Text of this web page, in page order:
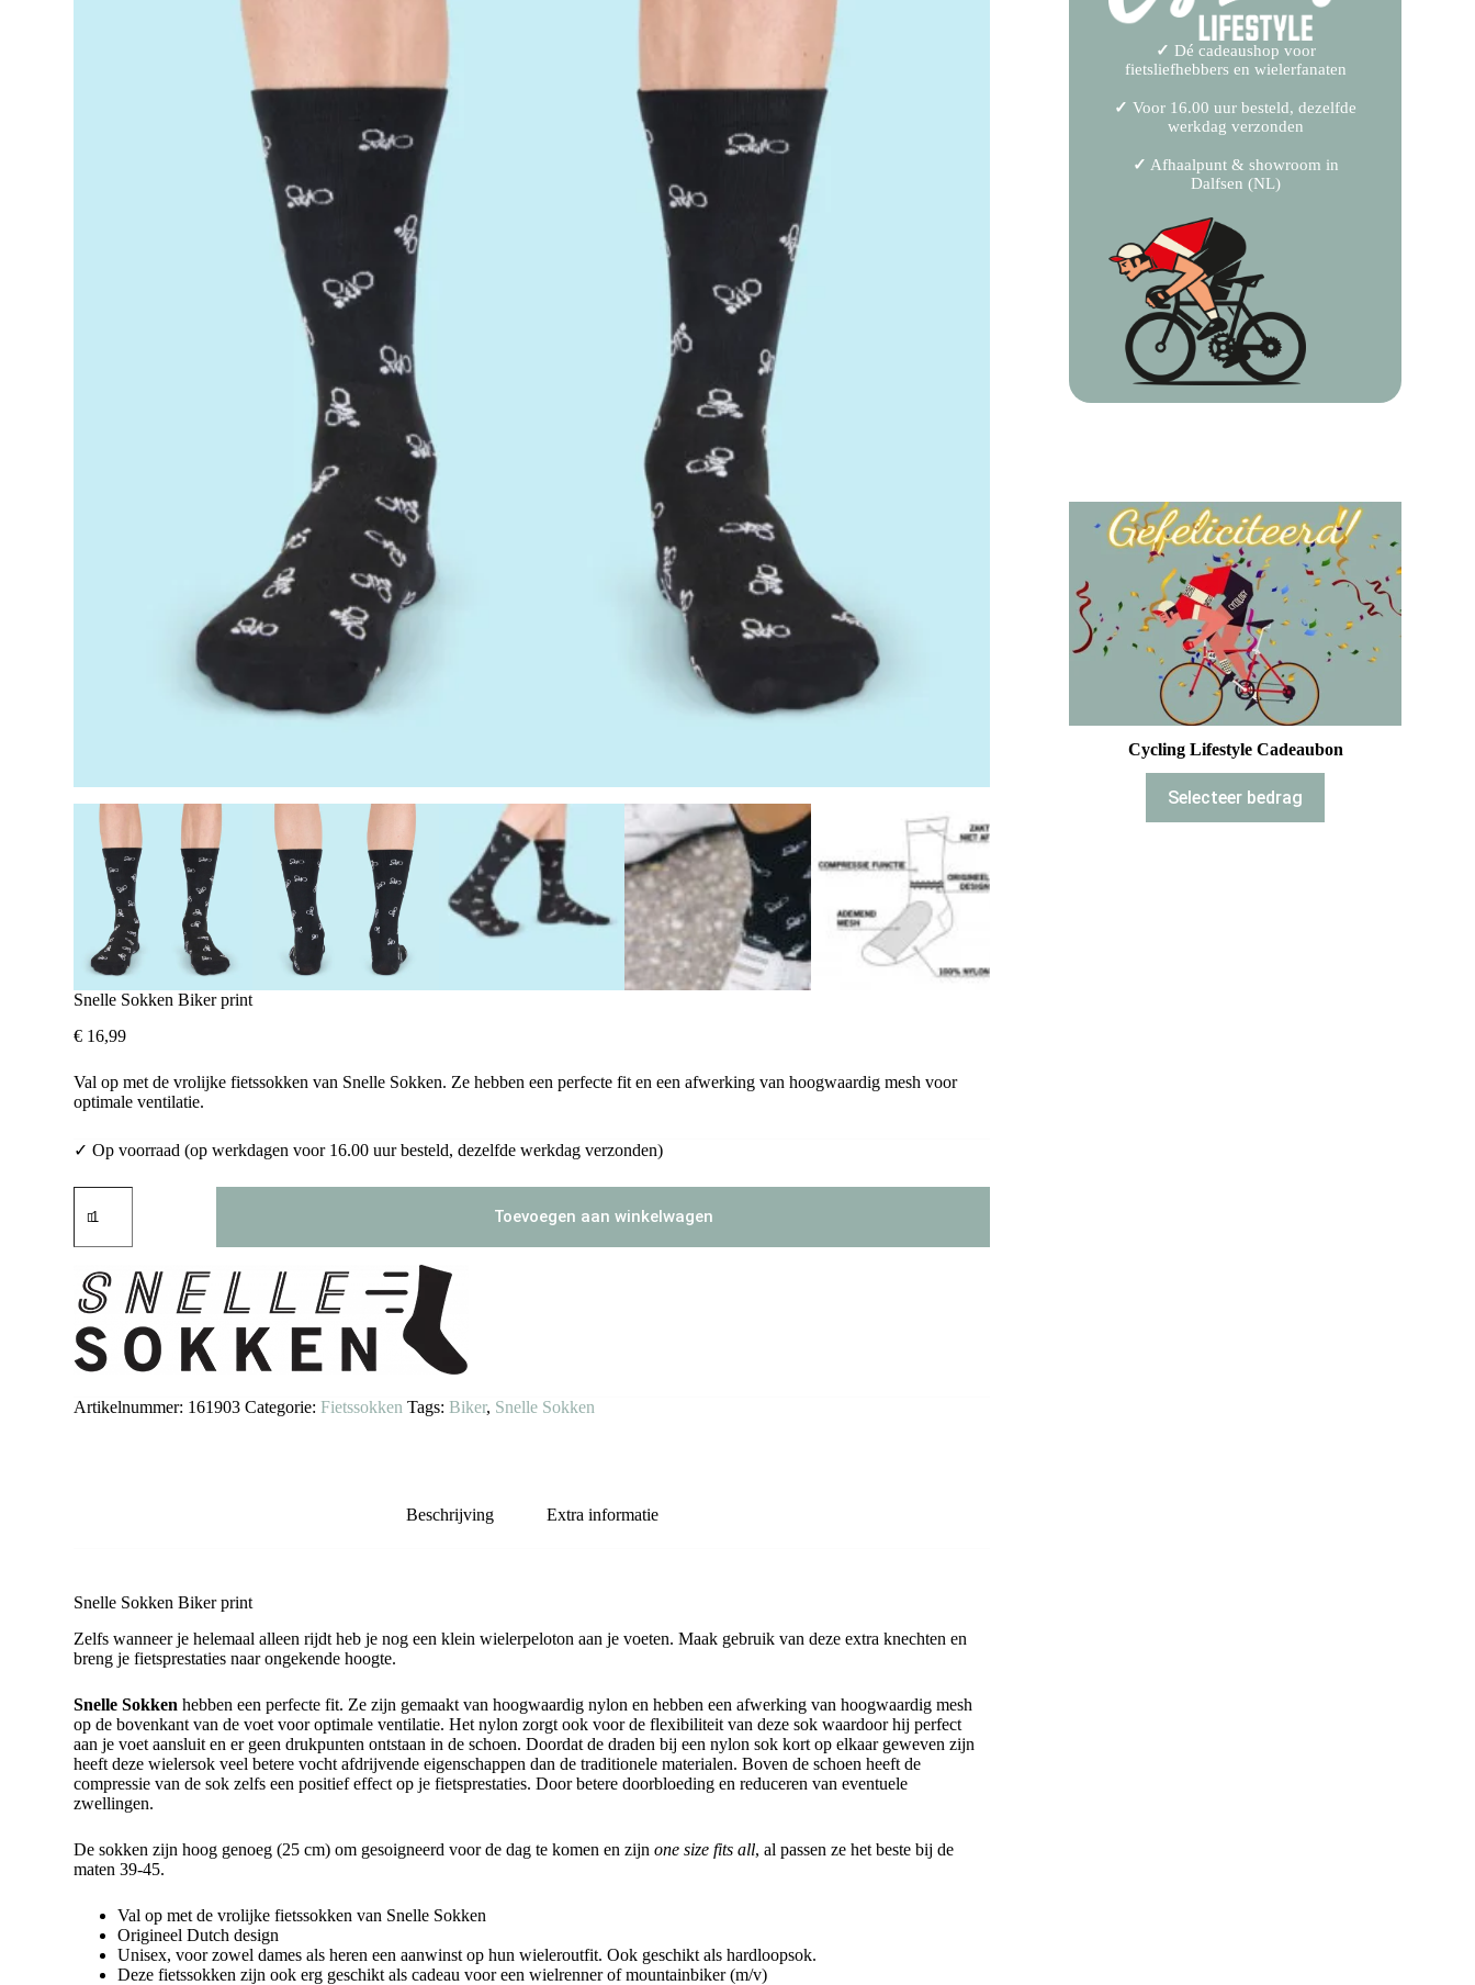
Snelle Sokken Biker print
€ 16,99
Val op met de vrolijke fietssokken van Snelle Sokken. Ze hebben een perfecte fit en een afwerking van hoogwaardig mesh voor
optimale ventilatie.
✓ Op voorraad (op werkdagen voor 16.00 uur besteld, dezelfde werkdag verzonden)
Sokken
print
aantal
Toevoegen aan winkelwagen
Artikelnummer: 161903 Categorie:Fietssokken Tags:Biker, Snelle Sokken
Beschrijving Extra informatie
Snelle Sokken Biker print
Zelfs wanneer je helemaal alleen rijdt heb je nog een klein wielerpeloton aan je voeten. Maak gebruik van deze extra knechten en
breng je fietsprestaties naar ongekende hoogte.
Snelle Sokken hebben een perfecte fit. Ze zijn gemaakt van hoogwaardig nylon en hebben een afwerking van hoogwaardig mesh
op de bovenkant van de voet voor optimale ventilatie. Het nylon zorgt ook voor de flexibiliteit van deze sok waardoor hij perfect
aan je voet aansluit en er geen drukpunten ontstaan in de schoen. Doordat de draden bij een nylon sok kort op elkaar geweven zijn
heeft deze wielersok veel betere vocht afdrijvende eigenschappen dan de traditionele materialen. Boven de schoen heeft de
compressie van de sok zelfs een positief effect op je fietsprestaties. Door betere doorbloeding en reduceren van eventuele
zwellingen.
De sokken zijn hoog genoeg (25 cm) om gesoigneerd voor de dag te komen en zijnone size fits all, al passen ze het beste bij de
maten 39-45.
Val op met de vrolijke fietssokken van Snelle Sokken
Origineel Dutch design
Unisex, voor zowel dames als heren een aanwinst op hun wieleroutfit. Ook geschikt als hardloopsok.
Deze fietssokken zijn ook erg geschikt als cadeau voor een wielrenner of mountainbiker (m/v)
✓ Dé cadeaushop voor
fietsliefhebbers en wielerfanaten
✓ Voor 16.00 uur besteld, dezelfde
werkdag verzonden
✓ Afhaalpunt & showroom in
Dalfsen (NL)
Cycling Lifestyle Cadeaubon
Selecteer bedrag